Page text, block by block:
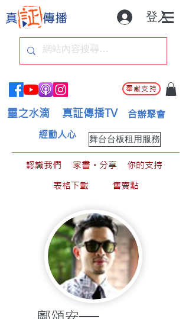
登入
奉獻支持
靈之水滴 真証傳播TV 合辦聚會
舞台台板租用服務
經動人心
認識我們 家書。分享
你的支持
表格下載
售賣點